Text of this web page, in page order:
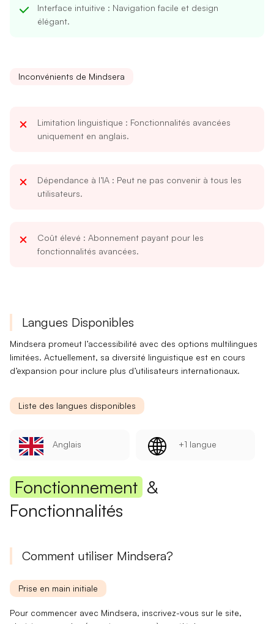
Interface intuitive : Navigation facile et design
élégant.
Inconvénients de Mindsera
Limitation linguistique : Fonctionnalités avancées
uniquement en anglais.
Dépendance à l’IA : Peut ne pas convenir à tous les
utilisateurs.
Coût élevé : Abonnement payant pour les
fonctionnalités avancées.
Langues Disponibles
Mindsera promeut l’accessibilité avec des options multilingues
limitées. Actuellement, sa diversité linguistique est en cours
d’expansion pour inclure plus d’utilisateurs internationaux.
Liste des langues disponibles
Anglais +1 langue
Fonctionnement &
Fonctionnalités
Comment utiliser Mindsera?
Prise en main initiale
Pour commencer avec Mindsera, inscrivez-vous sur le site,